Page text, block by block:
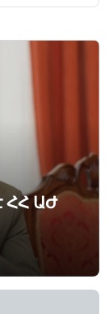
ՀՀ ԱԺ